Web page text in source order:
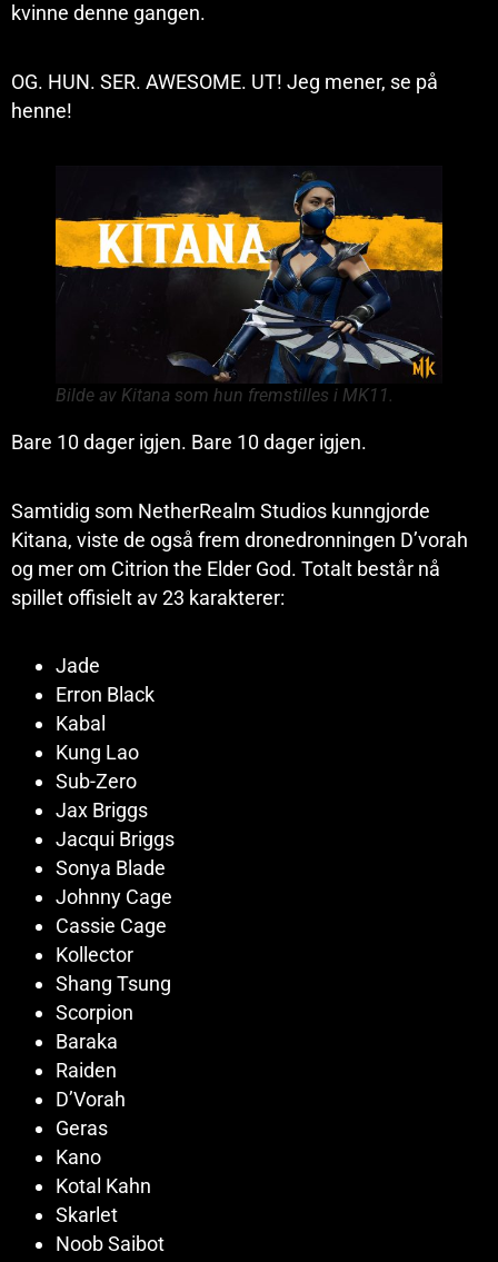
kvinne denne gangen.
OG. HUN. SER. AWESOME. UT! Jeg mener, se på
henne!
Bilde av Kitana som hun fremstilles i MK11.
Bare 10 dager igjen. Bare 10 dager igjen.
Samtidig som NetherRealm Studios kunngjorde
Kitana, viste de også frem dronedronningen D’vorah
og mer om Citrion the Elder God. Totalt består nå
spillet offisielt av 23 karakterer:
Jade
Erron Black
Kabal
Kung Lao
Sub-Zero
Jax Briggs
Jacqui Briggs
Sonya Blade
Johnny Cage
Cassie Cage
Kollector
Shang Tsung
Scorpion
Baraka
Raiden
D’Vorah
Geras
Kano
Kotal Kahn
Skarlet
Noob Saibot